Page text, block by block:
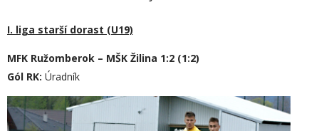
I. liga starší dorast (U19)
MFK Ružomberok – MŠK Žilina 1:2 (1:2)
Gól RK: Úradník